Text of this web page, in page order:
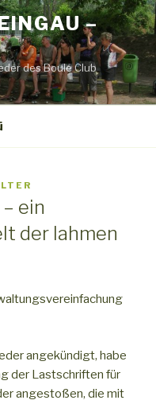
–
des Boule Club
ein
der lahmen
angekündigt, habe
der Lastschriften für
angestoßen, die mit